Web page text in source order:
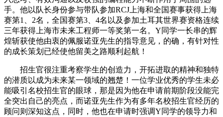
手。他以队长身份参与带队参加RCJ上海和全国赛事获得上海
赛第1、2名，全国赛第3、4名以及参加土耳其世界赛资格连续
三年获得上海市未来工程师一等奖第一名。Y同学一长串的辉
煌斩获使他由衷的佩服诺亚先生的指导意见，的确，有针对性
的成长策划已经使他留美之路顺利起航！
招生官很注重考察学生的创造力，开拓进取的精神和独特
的潜质以成为未来某一领域的翘楚！一位学业优秀的学生未必
能吸引名校招生官的眼球，那是因为他在申请前期阶段没能完
全突出自己的亮点，而诺亚先生作为有多年名校招生官经历的
顾问则深知这点，同时，他也在申请时强调Y同学的领导力和